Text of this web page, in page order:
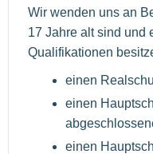
Wir wenden uns an
17 Jahre alt sind und
Qualifikationen
einen
einen
einen